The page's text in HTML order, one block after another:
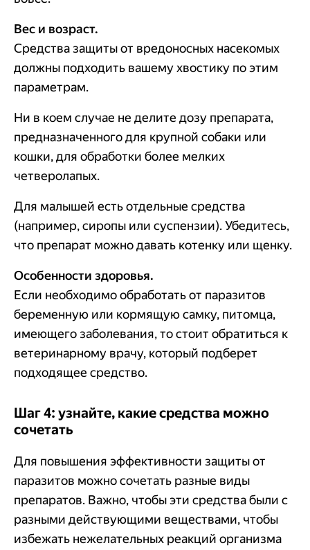
Вес и возраст.
Средства защиты от вредоносных насекомых
должны подходить вашему хвостику по этим
параметрам.
Ни в коем случае не делите дозу препарата,
предназначенного для крупной собаки или
кошки, для обработки более мелких
четверолапых.
Для малышей есть отдельные средства
(например, сиропы или суспензии). Убедитесь,
что препарат можно давать котенку или щенку.
Особенности здоровья.
Если необходимо обработать от паразитов
беременную или кормящую самку, питомца,
имеющего заболевания, то стоит обратиться к
ветеринарному врачу, который подберет
подходящее средство.
Шаг 4: узнайте, какие средства можно
сочетать
Для повышения эффективности защиты от
паразитов можно сочетать разные виды
препаратов. Важно, чтобы эти средства были с
разными действующими веществами, чтобы
избежать нежелательных реакций организма